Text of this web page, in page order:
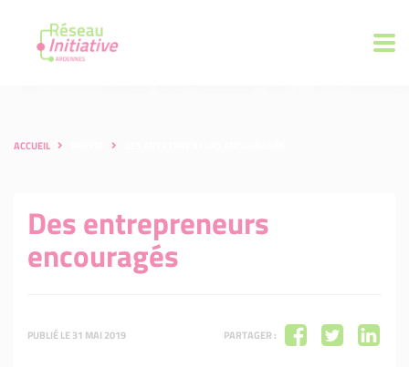
ACCUEIL
Des entrepreneurs
encouragés
PUBLIÉ LE 31 MAI 2019 PARTAGER :